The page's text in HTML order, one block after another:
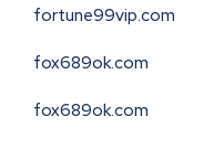
fortune99vip.com
fox689ok.com
fox689ok.com